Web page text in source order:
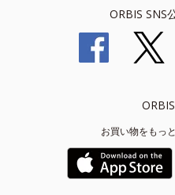
ORBIS SNS
お買い物をもっ